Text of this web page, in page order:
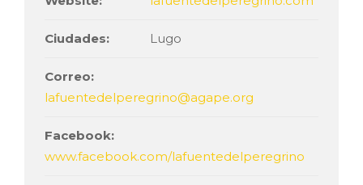
Ciudades: Lugo
Correo:
lafuentedelperegrino@agape.org
Facebook:
www.facebook.com/lafuentedelperegrino